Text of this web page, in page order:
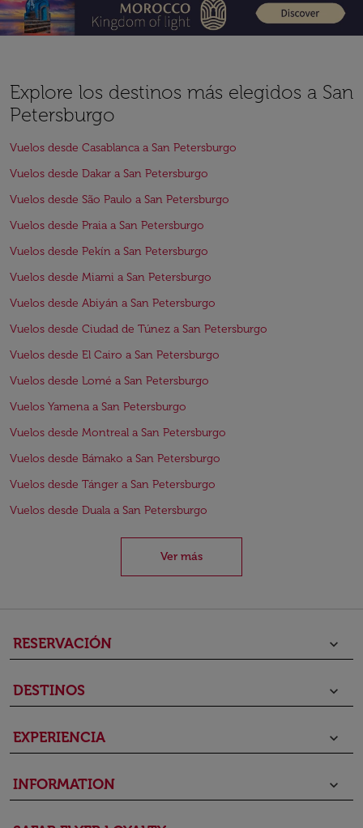
Explore los destinos más elegidos a San
Petersburgo
Vuelos desde Casablanca a San Petersburgo
Vuelos desde Dakar a San Petersburgo
Vuelos desde São Paulo a San Petersburgo
Vuelos desde Praia a San Petersburgo
Vuelos desde Pekín a San Petersburgo
Vuelos desde Miami a San Petersburgo
Vuelos desde Abiyán a San Petersburgo
Vuelos desde Ciudad de Túnez a San Petersburgo
Vuelos desde El Cairo a San Petersburgo
Vuelos desde Lomé a San Petersburgo
Vuelos Yamena a San Petersburgo
Vuelos desde Montreal a San Petersburgo
Vuelos desde Bámako a San Petersburgo
Vuelos desde Tánger a San Petersburgo
Vuelos desde Duala a San Petersburgo
Ver más
RESERVACIÓN keyboard_arrow_down
DESTINOS keyboard_arrow_down
EXPERIENCIA keyboard_arrow_down
INFORMATION keyboard_arrow_down